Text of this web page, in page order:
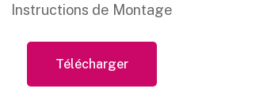
Instructions de Montage
Télécharger